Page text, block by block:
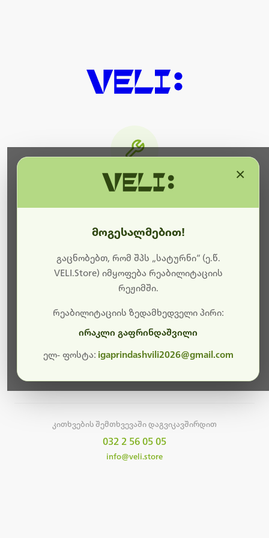
ბოდიშს გიხდით შეფერხებისთვის. ამჟამად
მიმდინარეობს საიტის განახლება და ტექნიკური
სამუშაოები.
მალე ისევ ხელმისაწვდომი იქნება. გმადლობთ
კითხვების შემთხვევაში დაგვიკავშირდით
032 2 56 05 05
info@veli.store
მოგესალმებით!
გაცნობებთ, რომ შპს „სატურნი“ (ე.წ.
VELI.Store) იმყოფება რეაბილიტაციის
რეჟიმში.
რეაბილიტაციის ზედამხედველი პირი:
ირაკლი გაფრინდაშვილი
ელ- ფოსტა: igaprindashvili2026@gmail.com
×